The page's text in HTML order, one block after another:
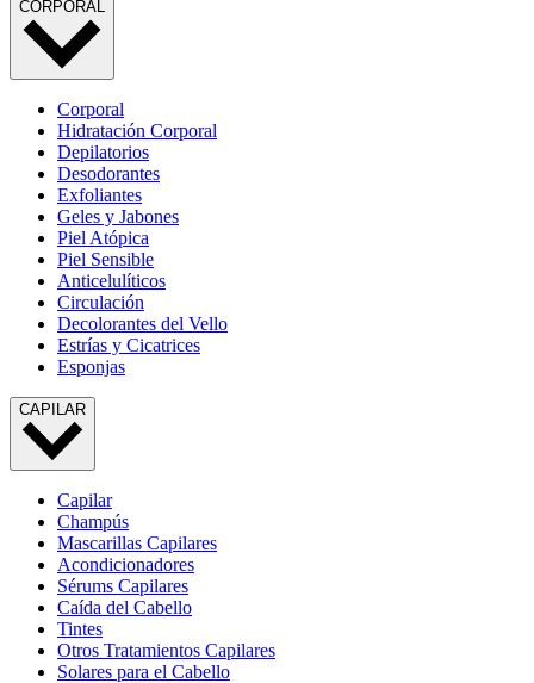
CORPORAL
Corporal
Hidratación Corporal
Depilatorios
Desodorantes
Exfoliantes
Geles y Jabones
Piel Atópica
Piel Sensible
Anticelulíticos
Circulación
Decolorantes del Vello
Estrías y Cicatrices
Esponjas
CAPILAR
Capilar
Champús
Mascarillas Capilares
Acondicionadores
Sérums Capilares
Caída del Cabello
Tintes
Otros Tratamientos Capilares
Solares para el Cabello